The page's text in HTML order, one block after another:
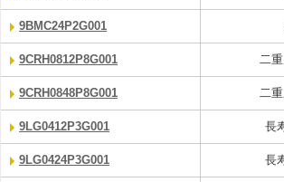
9BMC24P2G001
9CRH0812P8G001 二
9CRH0848P8G001 二
9LG0412P3G001 長
9LG0424P3G001 長